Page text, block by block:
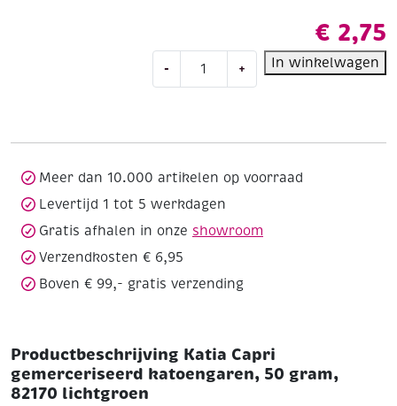
€ 2,75
-
82170
+ In winkelwagen
Meer dan 10.000 artikelen op voorraad
Levertijd 1 tot 5 werkdagen
Gratis afhalen in onze showroom
Verzendkosten € 6,95
Boven € 99,- gratis verzending
Productbeschrijving Katia Capri
gemerceriseerd katoengaren, 50 gram,
82170 lichtgroen